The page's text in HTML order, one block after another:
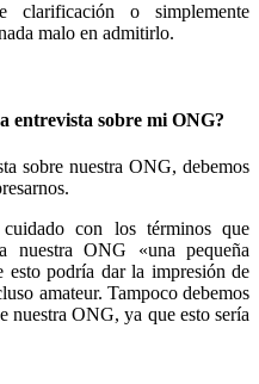
clarificación o simplemente
malo en admitirlo.
entrevista sobre mi ONG?
sobre nuestra ONG, debemos
con los términos que
nuestra ONG «una pequeña
podría dar la impresión de
amateur. Tampoco debemos
nuestra ONG, ya que esto sería